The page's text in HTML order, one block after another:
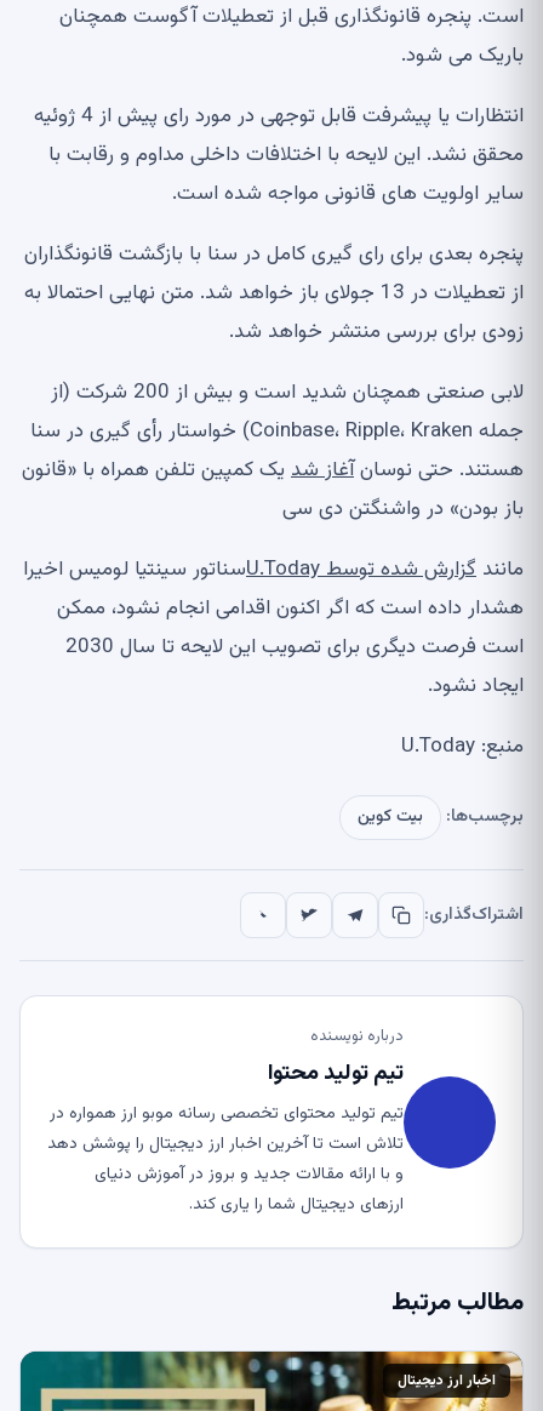
است. پنجره قانونگذاری قبل از تعطیلات آگوست همچنان
باریک می شود.
انتظارات یا پیشرفت قابل توجهی در مورد رای پیش از 4 ژوئیه
محقق نشد. این لایحه با اختلافات داخلی مداوم و رقابت با
سایر اولویت های قانونی مواجه شده است.
پنجره بعدی برای رای گیری کامل در سنا با بازگشت قانونگذاران
از تعطیلات در 13 جولای باز خواهد شد. متن نهایی احتمالا به
زودی برای بررسی منتشر خواهد شد.
لابی صنعتی همچنان شدید است و بیش از 200 شرکت (از
جمله Coinbase، Ripple، Kraken) خواستار رأی گیری در سنا
هستند. حتی نوسانآغاز شد یک کمپین تلفن همراه با «قانون
باز بودن» در واشنگتن دی سی
مانند گزارش شده توسط U.Today
سناتور سینتیا لومیس اخیرا
هشدار داده است که اگر اکنون اقدامی انجام نشود، ممکن
است فرصت دیگری برای تصویب این لایحه تا سال 2030
ایجاد نشود.
منبع: U.Today
برچسب‌ها: بیت کوین
اشتراک‌گذاری:
درباره نویسنده
تیم تولید محتوا
تیم تولید محتوای تخصصی رسانه موبو ارز همواره در
تلاش است تا آخرین اخبار ارز دیجیتال را پوشش دهد
و با ارائه مقالات جدید و بروز در آموزش دنیای
ارزهای دیجیتال شما را یاری کند.
مطالب مرتبط
اخبار ارز دیجیتال